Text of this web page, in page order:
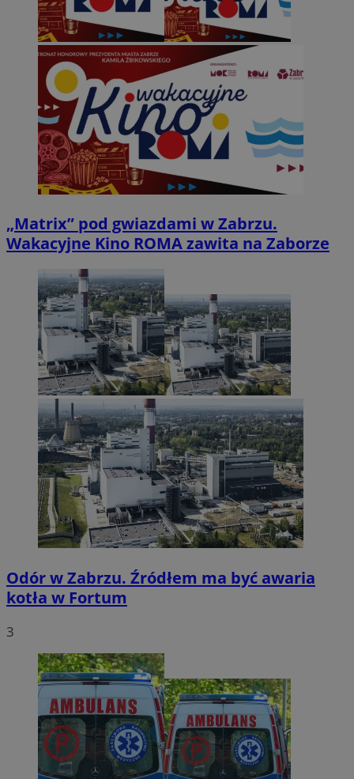
„Matrix” pod gwiazdami w Zabrzu.
Wakacyjne Kino ROMA zawita na Zaborze
Odór w Zabrzu. Źródłem ma być awaria
kotła w Fortum
3